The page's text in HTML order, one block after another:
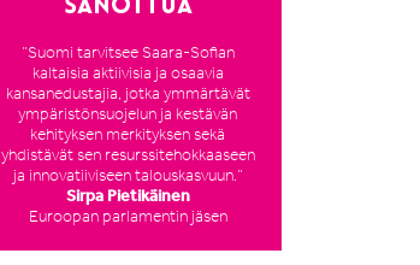
sanottua
”Suomi tarvitsee Saara-Sofian
kaltaisia aktiivisia ja osaavia
kansanedustajia, jotka ymmärtävät
ympäristönsuojelun ja kestävän
kehityksen merkityksen sekä
yhdistävät sen resurssitehokkaaseen
ja innovatiiviseen talouskasvuun.”
Sirpa Pietikäinen
Euroopan parlamentin jäsen